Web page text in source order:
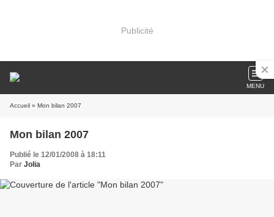
Publicité
MENU
Accueil » Mon bilan 2007
Mon bilan 2007
Publié le 12/01/2008 à 18:11
Par Jolia